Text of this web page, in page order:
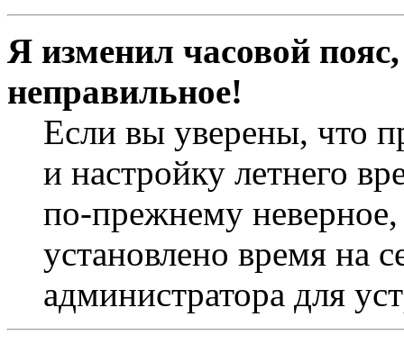
Я изменил часовой
неправильное!
Если вы уверены, что
и настройку летнего
по-прежнему неверное,
установлено время на
администратора для